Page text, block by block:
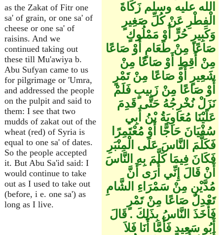
as the Zakat of Fitr one
sa' of grain, or one sa' of
cheese or one sa' of
raisins. And we
continued taking out
these till Mu'awiya b.
Abu Sufyan came to us
for pilgrimage or 'Umra,
and addressed the people
on the pulpit and said to
them: I see that two
mudds of zakat out of the
wheat (red) of Syria is
equal to one sa' of dates.
So the people accepted
it. But Abu Sa'id said: I
would continue to take
out as I used to take out
(before, i e. one sa') as
long as I live.
الله عليه وسلم زَكَاةَ
الْفِطْرِ عَنْ كُلِّ صَغِيرٍ
وَكَبِيرٍ حُرٍّ أَوْ مَمْلُوكٍ
صَاعًا مِنْ طَعَامٍ أَوْ صَاعًا
مِنْ أَقِطٍ أَوْ صَاعًا مِنْ
شَعِيرٍ أَوْ صَاعًا مِنْ تَمْرٍ
أَوْ صَاعًا مِنْ زَبِيبٍ فَلَمْ
نَزَلْ نُخْرِجُهُ حَتَّى قَدِمَ
عَلَيْنَا مُعَاوِيَةُ بْنُ أَبِي
سُفْيَانَ حَاجًّا أَوْ مُعْتَمِرًا
فَكَلَّمَ النَّاسَ عَلَى الْمِنْبَرِ
فَكَانَ فِيمَا كَلَّمَ بِهِ النَّاسَ
أَنْ قَالَ إِنِّي أُرَى أَنَّ
مُدَّيْنِ مِنْ سَمْرَاءِ الشَّامِ
تَعْدِلُ صَاعًا مِنْ تَمْرٍ
فَأَخَذَ النَّاسُ بِذَلِكَ ‏.‏ قَالَ
أَبُو سَعِيدٍ فَأَمَّا أَنَا فَلاَ